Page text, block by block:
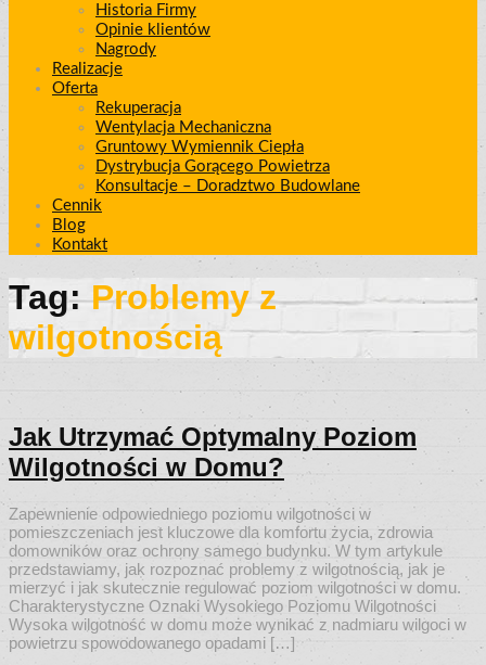
Historia Firmy
Opinie klientów
Nagrody
Realizacje
Oferta
Rekuperacja
Wentylacja Mechaniczna
Gruntowy Wymiennik Ciepła
Dystrybucja Gorącego Powietrza
Konsultacje – Doradztwo Budowlane
Cennik
Blog
Kontakt
Tag:Problemy z
wilgotnością
Jak Utrzymać Optymalny Poziom
Wilgotności w Domu?
Zapewnienie odpowiedniego poziomu wilgotności w
pomieszczeniach jest kluczowe dla komfortu życia, zdrowia
domowników oraz ochrony samego budynku. W tym artykule
przedstawiamy, jak rozpoznać problemy z wilgotnością, jak je
mierzyć i jak skutecznie regulować poziom wilgotności w domu.
Charakterystyczne Oznaki Wysokiego Poziomu Wilgotności
Wysoka wilgotność w domu może wynikać z nadmiaru wilgoci w
powietrzu spowodowanego opadami […]